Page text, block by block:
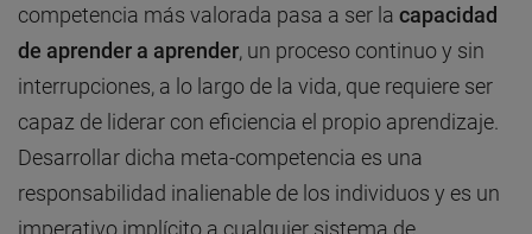
competencia más valorada pasa a ser la capacidad
de aprender a aprender, un proceso continuo y sin
interrupciones, a lo largo de la vida, que requiere ser
capaz de liderar con eficiencia el propio aprendizaje.
Desarrollar dicha meta-competencia es una
responsabilidad inalienable de los individuos y es un
imperativo implícito a cualquier sistema de